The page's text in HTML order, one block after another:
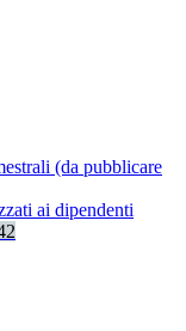
(da pubblicare
ai dipendenti